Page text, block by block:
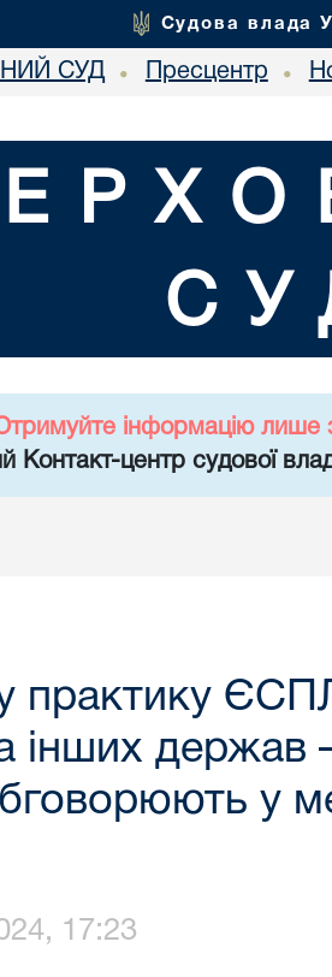
Судова влада
СУД • Пресцентр •
інформацію лише
Контакт-центр судової
практику
інших держав
у
17:23